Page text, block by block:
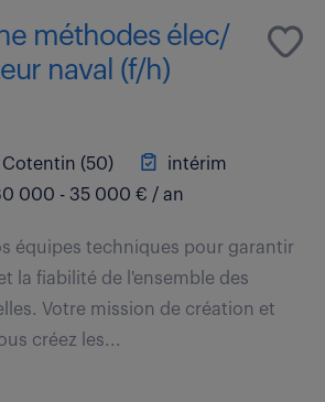
méthodes élec/
naval (f/h)
(50)
intérim
000 - 35 000 € / an
équipes techniques pour garantir
la fiabilité de l'ensemble des
Votre mission de création et
créez les...